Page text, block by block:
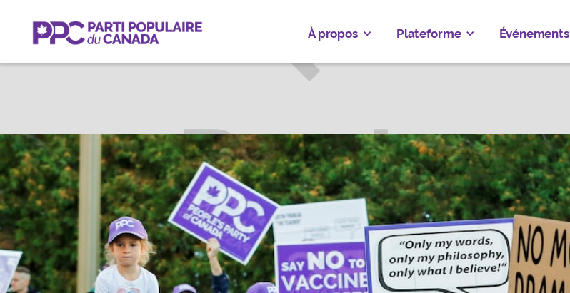
À propos Plateforme Événements
BEVERLY TANCHAK
SURREY CENTRE